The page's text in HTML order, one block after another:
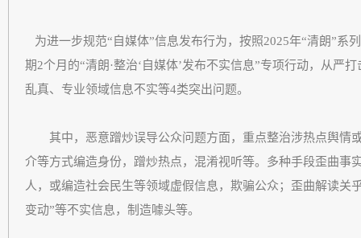
为进一步规范“自媒体”信息发布行为，按照2025年“清朗”系
期2个月的“清朗·整治‘自媒体’发布不实信息”专项行动，从严
乱真、专业领域信息不实等4类突出问题。
其中，恶意蹭炒误导公众问题方面，重点整治涉热点舆情
介等方式编造身份，蹭炒热点，混淆视听等。多种手段歪曲事
人，或编造社会民生等领域虚假信息，欺骗公众；歪曲解读关
变动”等不实信息，制造噱头等。